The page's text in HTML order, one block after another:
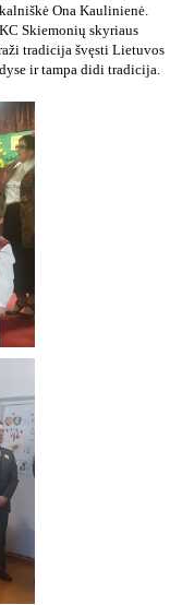
Ona Kaulinienė.
Skiemonių skyriaus
tradicija švęsti Lietuvos
ir tampa didi tradicija.